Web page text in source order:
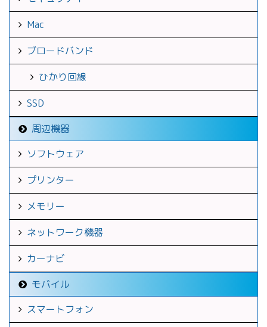
Mac
ブロードバンド
ひかり回線
SSD
周辺機器
ソフトウェア
プリンター
メモリー
ネットワーク機器
カーナビ
モバイル
スマートフォン